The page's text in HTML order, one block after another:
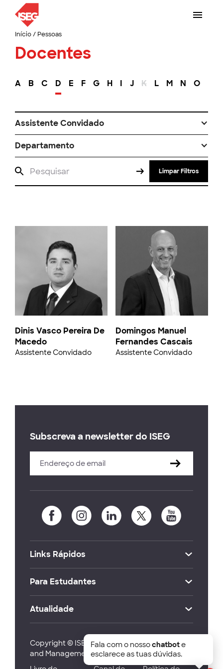
Início/ Pessoas
Docentes
A B C D E F G H I J K L M N O
Assistente Convidado
Departamento
Limpar Filtros
Dinis Vasco Pereira De
Macedo
Assistente Convidado
Domingos Manuel
Fernandes Cascais
Assistente Convidado
Subscreva a newsletter do ISEG
Links Rápidos
Para Estudantes
Atualidade
Copyright © ISEG Lisbon School of Economics
and Management 2026
Fala com o nossochatbote
esclarece as tuas dúvidas.